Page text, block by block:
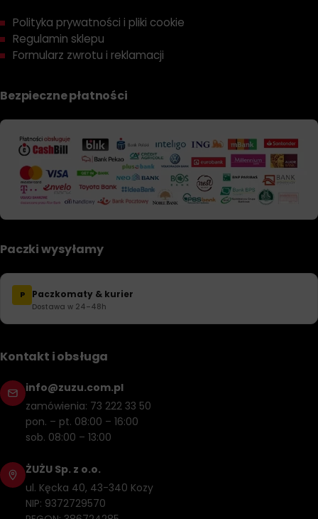
Polityka prywatności i pliki cookie
Regulamin sklepu
Formularz zwrotu i reklamacji
Bezpieczne płatności
Paczki wysyłamy
P Paczkomaty & kurier
Dostawa w 24–48h
Kontakt i obsługa
info@zuzu.com.pl
zamówienia: 73 222 33 50
pon. – pt. 08:00 – 16:00
sob. 08:00 – 13:00
ŻUŻU Sp. z o.o.
ul. Kęcka 40, 43-340 Kozy
NIP: 9372729570